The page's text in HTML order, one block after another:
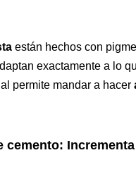
están hechos con
exactamente a lo
permite mandar a hacer
cemento: